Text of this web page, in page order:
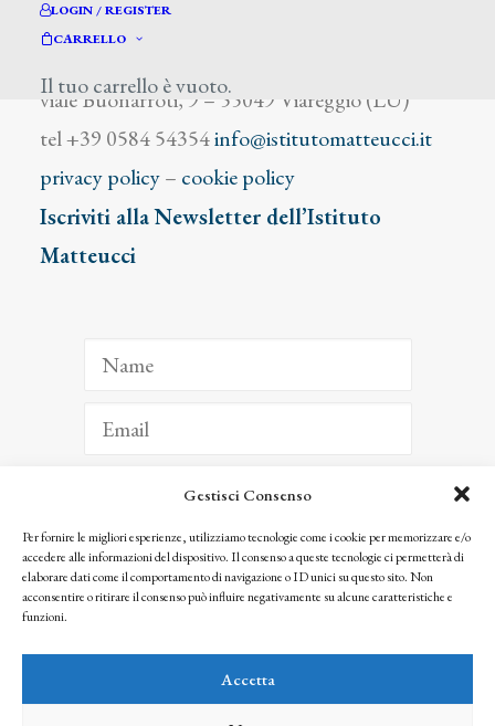
Gestisci Consenso
Per fornire le migliori esperienze, utilizziamo tecnologie come i cookie per memorizzare e/o
accedere alle informazioni del dispositivo. Il consenso a queste tecnologie ci permetterà di
elaborare dati come il comportamento di navigazione o ID unici su questo sito. Non
acconsentire o ritirare il consenso può influire negativamente su alcune caratteristiche e
funzioni.
Accetta
LOGIN / REGISTER
CARRELLO
Il tuo carrello è vuoto.
viale Buonarroti, 9 – 55049 Viareggio (LU)
tel +39 0584 54354info@istitutomatteucci.it
privacy policy– cookie policy
Iscriviti alla Newsletter dell’Istituto
Matteucci
ISCRIVITI
Facendo clic per iscriverti, riconosci che le tue informazioni saranno trattate
seguendo la nostra Privacy Policy
© 2025 Istituto Matteucci. All right reserved
l’autorizzazione scritta dei proprietari dei diritti e dell’Istituto Matteucci